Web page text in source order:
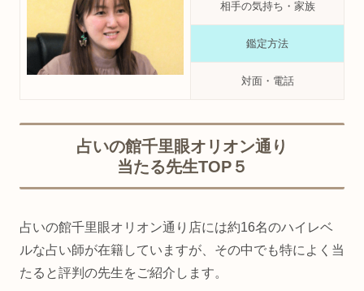
相手の気持ち・家族
鑑定方法
対面・電話
占いの館千里眼オリオン通り
当たる先生TOP５
占いの館千里眼オリオン通り店には約16名のハイレベ
ルな占い師が在籍していますが、その中でも特によく当
たると評判の先生をご紹介します。